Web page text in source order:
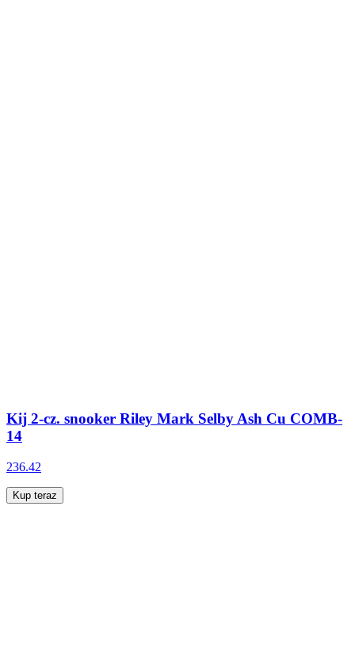
Kij 2-cz. snooker Riley Mark Selby Ash Cu COMB-
14
236.42
Kup teraz